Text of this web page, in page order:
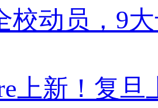
校动员，9
上新！复